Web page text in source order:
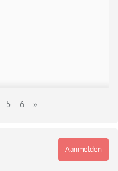
5 6 »
Aanmelden